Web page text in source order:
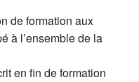
de formation aux
à l’ensemble de la
en fin de formation